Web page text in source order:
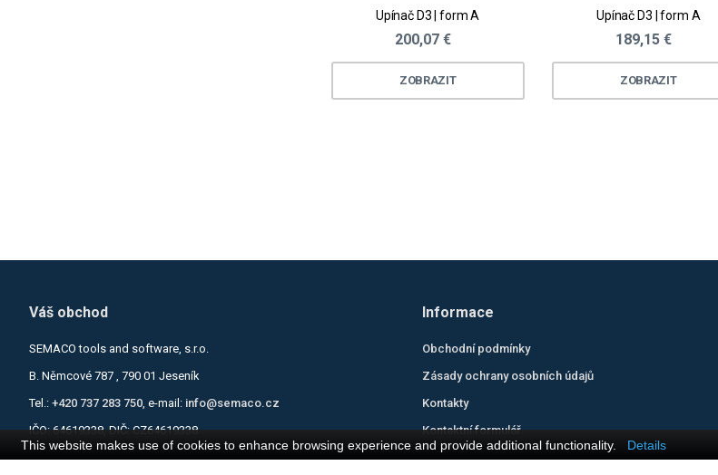
Upínač D3 | form A
200,07 €
ZOBRAZIT
Upínač D3 | form A
189,15 €
ZOBRAZIT
Loading...
Váš obchod
SEMACO tools and software, s.r.o.
B. Němcové 787 , 790 01 Jeseník
Tel.: +420 737 283 750, e-mail: info@semaco.cz
IČO: 64619338, DIČ: CZ64619338
Informace
Obchodní podmínky
Zásady ochrany osobních údajů
Kontakty
Kontaktní formulář
This website makes use of cookies to enhance browsing experience and provide additional functionality. Details